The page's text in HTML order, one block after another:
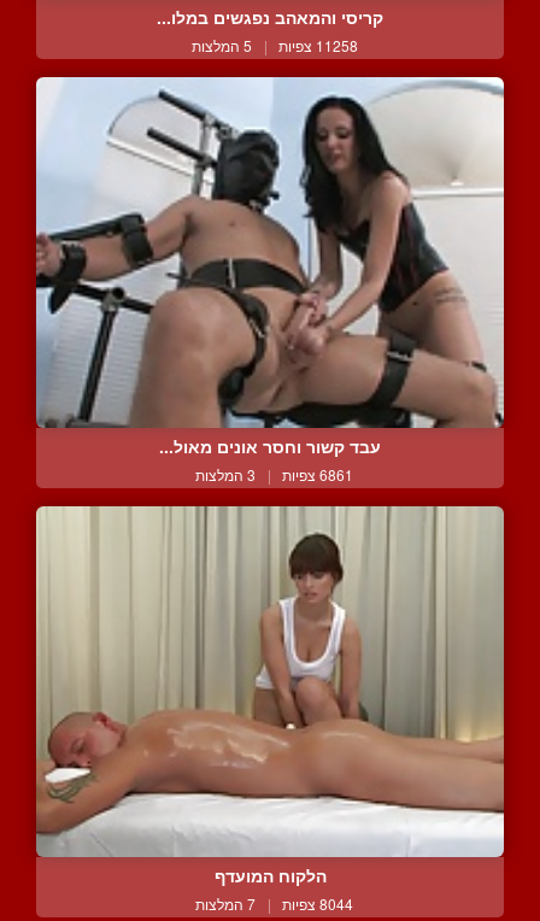
קריסי והמאהב נפגשים במלו...
11258 צפיות | 5 המלצות
עבד קשור וחסר אונים מאול...
6861 צפיות | 3 המלצות
הלקוח המועדף
8044 צפיות | 7 המלצות